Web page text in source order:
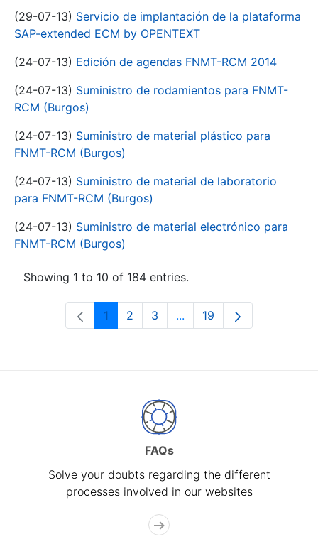
(29-07-13) Servicio de implantación de la plataforma
SAP-extended ECM by OPENTEXT
(24-07-13) Edición de agendas FNMT-RCM 2014
(24-07-13) Suministro de rodamientos para FNMT-
RCM (Burgos)
(24-07-13) Suministro de material plástico para
FNMT-RCM (Burgos)
(24-07-13) Suministro de material de laboratorio
para FNMT-RCM (Burgos)
(24-07-13) Suministro de material electrónico para
FNMT-RCM (Burgos)
Showing 1 to 10 of 184 entries.
Page
1 Page
2 Page
3 ...Intermediate Pages Use
Page
19
FAQs
Solve your doubts regarding the different
processes involved in our websites